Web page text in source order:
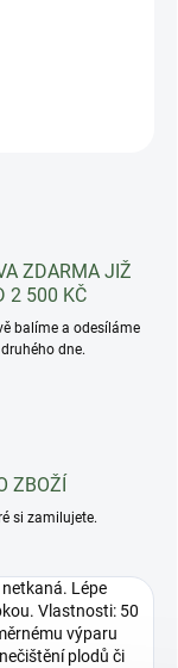
ZDARMA JIŽ
2 500 KČ
balíme a odesíláme
dne.
ZBOŽÍ
si zamilujete.
Lépe
Vlastnosti: 50
výparu
plodů či